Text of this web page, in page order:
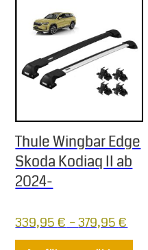
Thule Wingbar Edge
Skoda Kodiaq II ab
2024-
339,95€ –379,95€